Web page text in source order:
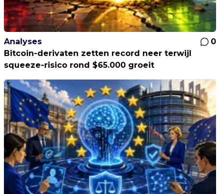
Analyses
0
Bitcoin-derivaten zetten record neer terwijl
squeeze-risico rond $65.000 groeit